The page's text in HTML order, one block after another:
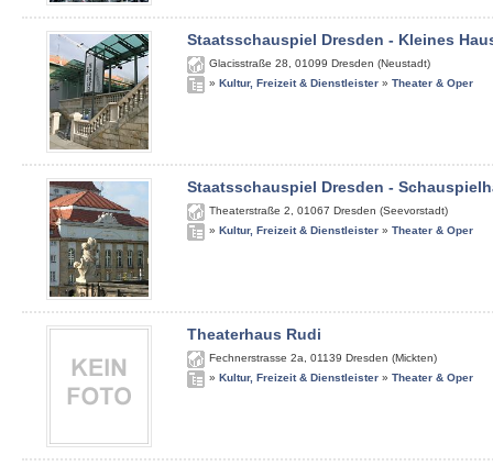
Staatsschauspiel Dresden - Kleines
Glacisstraße 28 01099 Dresden (Neustadt)
» Kultur, Freizeit & Dienstleister » Theater & Oper
Staatsschauspiel Dresden -
Theaterstraße 2 01067 Dresden (Seevorstadt)
» Kultur, Freizeit & Dienstleister » Theater & Oper
Theaterhaus Rudi
Fechnerstrasse 2a 01139 Dresden (Mickten)
» Kultur, Freizeit & Dienstleister » Theater & Oper